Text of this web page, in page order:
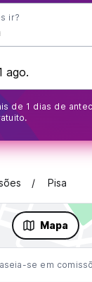
ir?
de 1 dias de
Pisa
Mapa
se em